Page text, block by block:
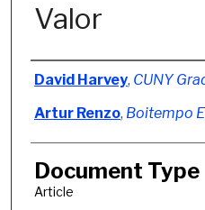
Valor
Authors
David Harvey, CUNY
Artur Renzo, Boitempo
Document Type
Article